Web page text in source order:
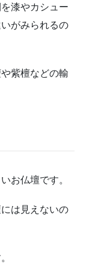
漆やカシュー
がみられるの
紫檀などの輸
お仏壇です。
は見えないの